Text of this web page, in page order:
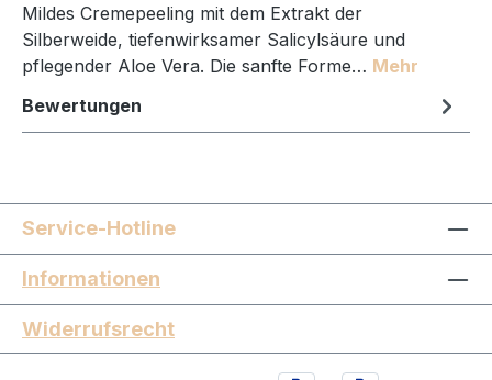
Mildes Cremepeeling mit dem Extrakt der
Silberweide, tiefenwirksamer Salicylsäure und
pflegender Aloe Vera. Die sanfte Forme… Mehr
Bewertungen
Service-Hotline
Informationen
Widerrufsrecht